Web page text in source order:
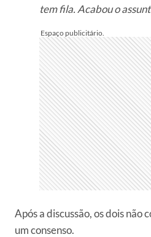
tem fila. Acabou o
Após a discussão, os dois não
um consenso.